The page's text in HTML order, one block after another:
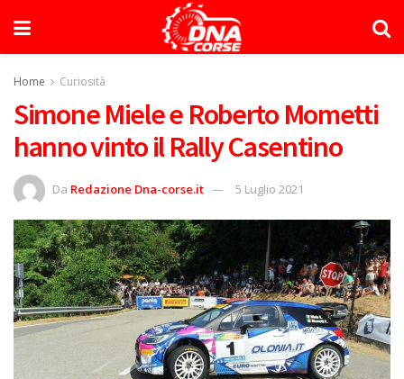
Home Curiosità
Simone Miele e Roberto Mometti
hanno vinto il Rally Casentino
Da Redazione Dna-corse.it 5 Luglio 2021